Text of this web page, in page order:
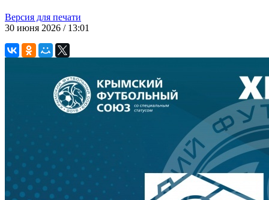
Версия для печати
30 июня 2026 / 13:01